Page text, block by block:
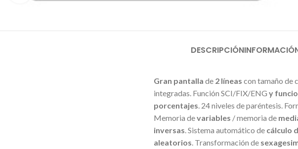
DESCRIPCIÓN
Gran pantalla de 2 líneas con tamaño de
integradas. Función SCI/FIX/ENG y
porcentajes . 24 niveles de paréntesis.
Memoria devariables / memoria de
inversas . Sistema automático de cálculo
aleatorios . Transformación de